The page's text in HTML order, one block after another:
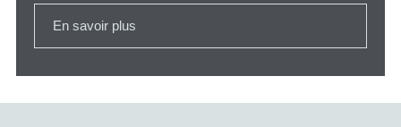
En savoir plus